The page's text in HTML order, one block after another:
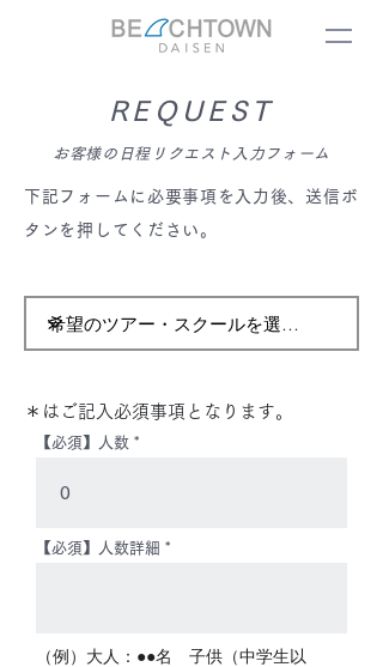
REQUEST
お客様の日程リクエスト入力フォーム
下記フォームに必要事項を入力後、送信ボ
タンを押してください。
​＊はご記入必須事項となります。
【必須】人数
【必須】人数詳細
（例）大人：●●名 子供（中学生以